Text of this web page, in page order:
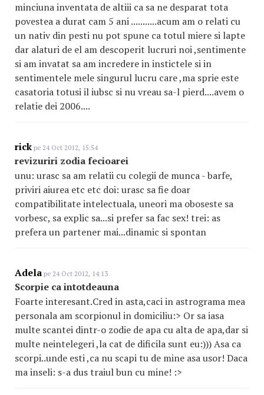
minciuna inventata de altiii ca sa ne desparat tota
povestea a durat cam 5 ani ...........acum am o relati cu
un nativ din pesti nu pot spune ca totul miere si lapte
dar alaturi de el am descoperit lucruri noi ,sentimente
si am invatat sa am incredere in instictele si in
sentimentele mele singurul lucru care ,ma sprie este
casatoria totusi il iubsc si nu vreau sa-l pierd....avem o
relatie dei 2006....
rick pe 24 Oct 2012, 15:54
revizuriri zodia fecioarei
unu: urasc sa am relatii cu colegii de munca - barfe,
priviri aiurea etc etc doi: urasc sa fie doar
compatibilitate intelectuala, uneori ma oboseste sa
vorbesc, sa explic sa...si prefer sa fac sex! trei: as
prefera un partener mai...dinamic si spontan
Adela pe 24 Oct 2012, 14:13
Scorpie ca intotdeauna
Foarte interesant.Cred in asta,caci in astrograma mea
personala am scorpionul in domiciliu:> Or sa iasa
multe scantei dintr-o zodie de apa cu alta de apa,dar si
multe neintelegeri ,la cat de dificila sunt eu:))) Asa ca
scorpi..unde esti ,ca nu scapi tu de mine asa usor! Daca
ma inseli: s-a dus traiul bun cu mine! :>